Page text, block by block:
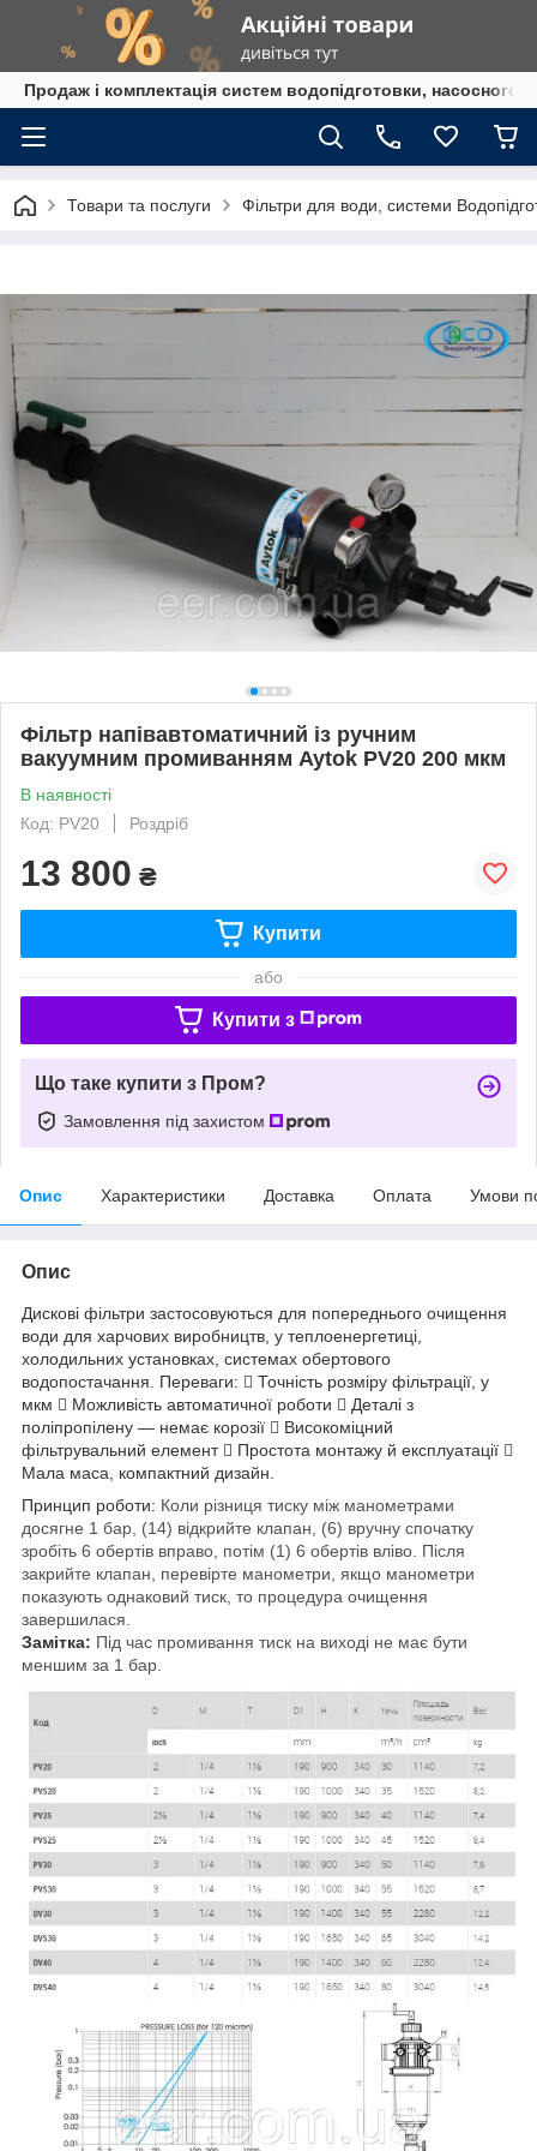
Продаж і комплектація систем водопідготовки, насосного
Товари та послуги Фільтри для води, системи
Фільтр напівавтоматичний із ручним
вакуумним промиванням Aytok PV20 200 мкм
В наявності
Код: PV20
Роздріб
13 800 ₴
Купити
або
Купити з
Що таке купити з Пром?
Замовлення під захистом
Опис Характеристики Доставка Оплата Умови
Опис
Дискові фільтри застосовуються для попереднього очищення
води для харчових виробництв, у теплоенергетиці,
холодильних установках, системах обертового
водопостачання. Переваги:  Точність розміру фільтрації, у
мкм  Можливість автоматичної роботи  Деталі з
поліпропілену — немає корозії  Високоміцний
фільтрувальний елемент  Простота монтажу й експлуатації 
Мала маса, компактний дизайн
Принцип роботи: Коли різниця тиску між манометрами
досягне 1 бар, (14) відкрийте клапан, (6) вручну спочатку
зробіть 6 обертів вправо, потім (1) 6 обертів вліво. Після
закрийте клапан, перевірте манометри, якщо манометри
показують однаковий тиск, то процедура очищення
завершилася.
Замітка: Під час промивання тиск на виході не має бути
меншим за 1 бар.